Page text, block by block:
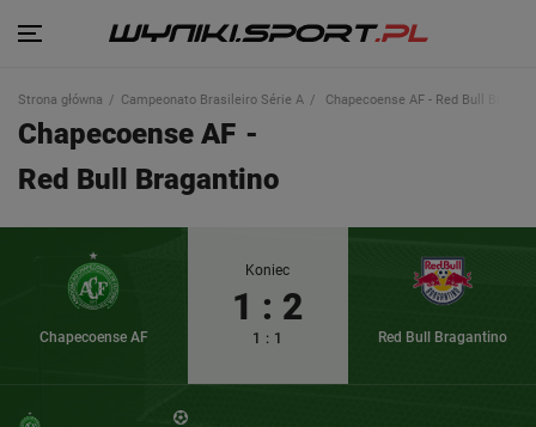
Strona główna Campeonato Brasileiro Série A Chapecoense AF - Red Bull
Chapecoense AF -
Red Bull Bragantino
Chapecoense AF
Koniec
1 : 2
1 : 1 Red Bull Bragantino